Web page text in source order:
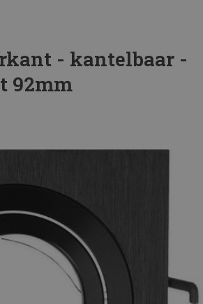
- kantelbaar -
92mm